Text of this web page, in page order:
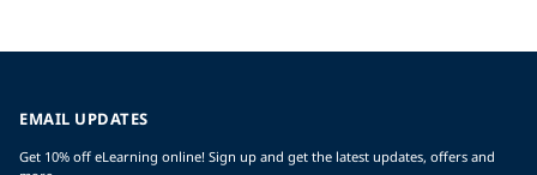
EMAIL UPDATES
Get 10% off eLearning online! Sign up and get the latest updates, offers and